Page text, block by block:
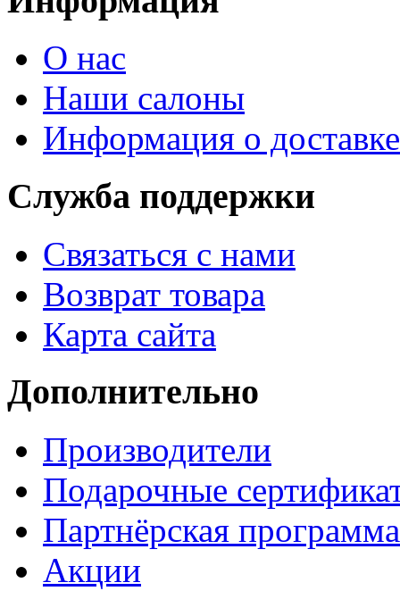
О нас
Наши салоны
Информация о доставке
Служба поддержки
Связаться с нами
Возврат товара
Карта сайта
Дополнительно
Производители
Подарочные
Партнёрская программа
Акции